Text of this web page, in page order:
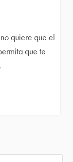
quiere que el
que te